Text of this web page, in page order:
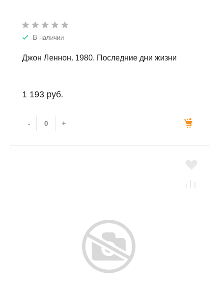
В наличии
Джон Леннон. 1980. Последние дни жизни
1 193 руб.
- +